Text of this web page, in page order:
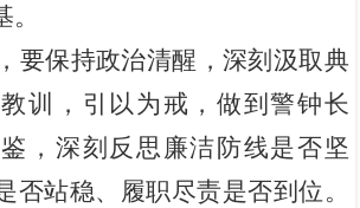
保持政治清醒，深刻汲取典
训，引以为戒，做到警钟长
，深刻反思廉洁防线是否坚
否站稳、履职尽责是否到位。